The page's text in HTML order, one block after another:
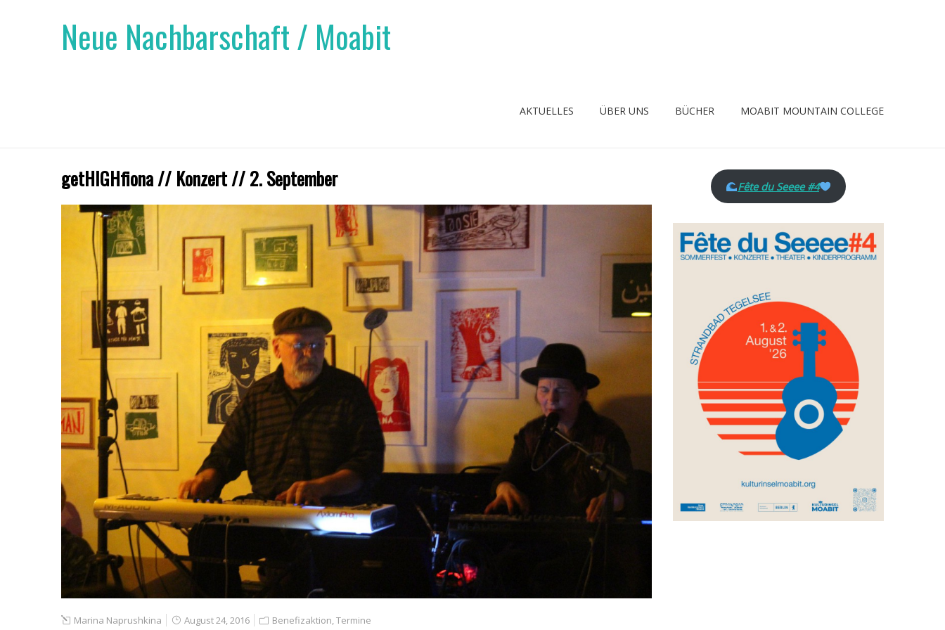
Neue Nachbarschaft / Moabit
AKTUELLES ÜBER UNS BÜCHER MOABIT MOUNTAIN COLLEGE
getHIGHfiona // Konzert // 2. September
Marina Naprushkina August 24, 2016 Benefizaktion,Termine
Fête du Seeee #4